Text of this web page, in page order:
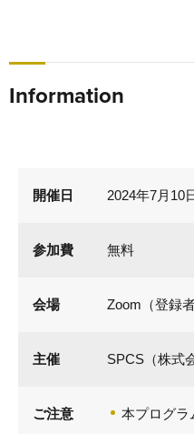
Information
開催日 2024年7月10
参加費 無料
会場 Zoom（登録
主催 SPCS（株式
ご注意 本プログラ